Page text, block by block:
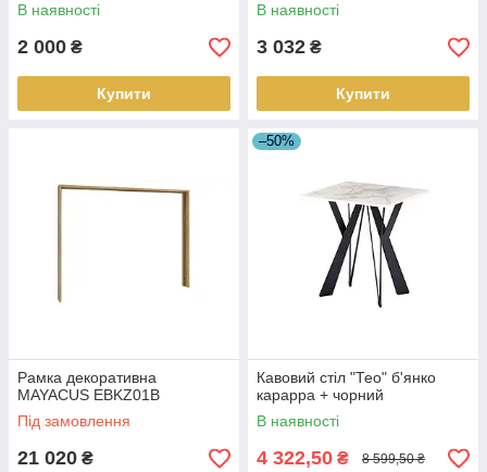
В наявності
2 000 ₴
Купити
В наявності
3 032 ₴
Купити
Рамка декоративна
MAYACUS EBKZ01B
Під замовлення
21 020 ₴
–50%
Кавовий стіл "Тео" б'янко
карарра + чорний
В наявності
4 322,50 ₴ 8 599,50 ₴